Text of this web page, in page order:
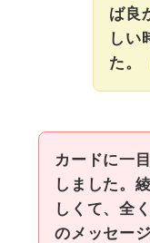
ば良
しい
た。
カードに一
しました。
しくて、全
のメッセー